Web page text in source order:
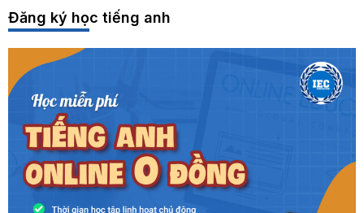
Đăng ký học tiếng anh